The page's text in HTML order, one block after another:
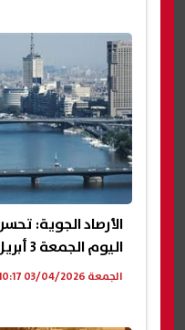
الأرصاد الجوية:
اليوم الجمعة 3 أبريل 2026
الجمعة 03/04/2026 10:17 ص